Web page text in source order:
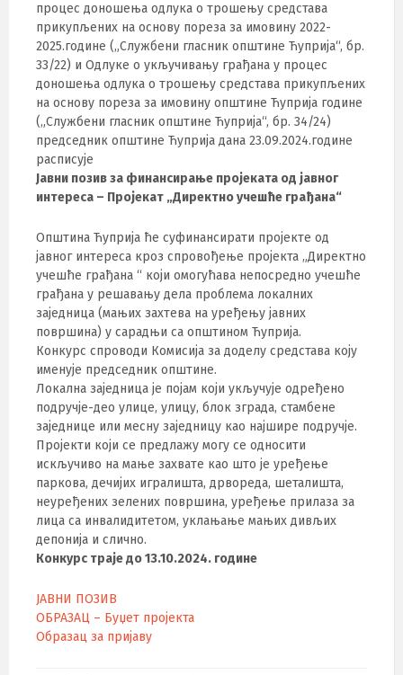
процес доношења одлука о трошењу средстава
прикупљених на основу пореза за имовину 2022-
2025.године („Службени гласник општине Ћуприја“, бр.
33/22) и Одлуке о укључивању грађана у процес
доношења одлука о трошењу средстава прикупљених
на основу пореза за имовину општине Ћуприја године
(„Службени гласник општине Ћуприја“, бр. 34/24)
председник општине Ћуприја дана 23.09.2024.године
расписује
Јавни позив за финансирање пројеката од јавног
интереса – Пројекат „Директно учешће грађана“
Општина Ћуприја ће суфинансирати пројекте од
јавног интереса кроз спровођење пројекта „Директно
учешће грађана “ који омогућава непосредно учешће
грађана у решавању дела проблема локалних
заједница (мањих захтева на уређењу јавних
површина) у сарадњи са општином Ћуприја.
Конкурс спроводи Комисија за доделу средстава коју
именује председник општине.
Локална заједница је појам који укључује одређено
подручје-део улице, улицу, блок зграда, стамбене
заједнице или месну заједницу као најшире подручје.
Пројекти који се предлажу могу се односити
искључиво на мање захвате као што је уређење
паркова, дечијих игралишта, дрвореда, шеталишта,
неуређених зелених површина, уређење прилаза за
лица са инвалидитетом, уклањање мањих дивљих
депонија и слично.
Конкурс траје до 13.10.2024. године
ЈАВНИ ПОЗИВ
ОБРАЗАЦ – Буџет пројекта
Образац за пријаву